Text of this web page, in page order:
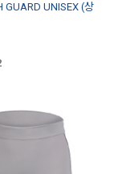
GUARD UNISEX (상